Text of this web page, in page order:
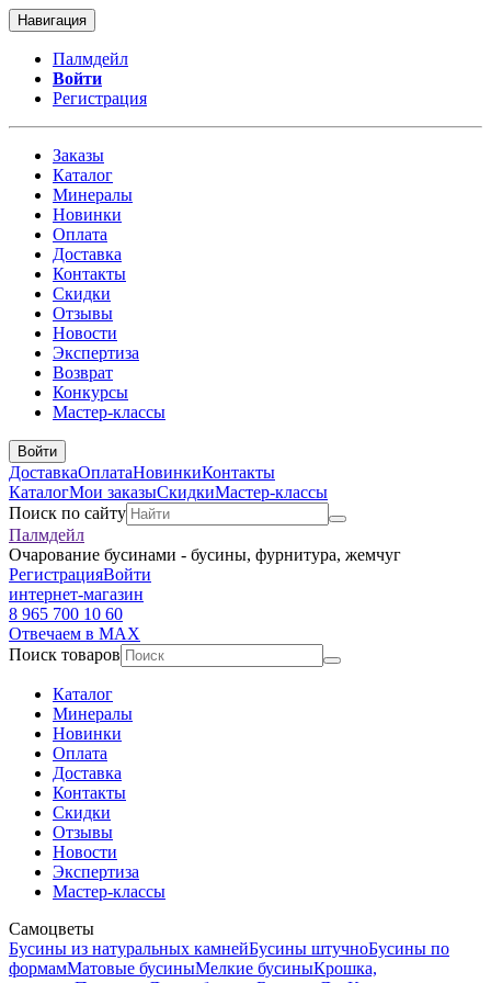
Навигация
Палмдейл
Войти
Регистрация
Заказы
Каталог
Минералы
Новинки
Оплата
Доставка
Контакты
Скидки
Отзывы
Новости
Экспертиза
Возврат
Конкурсы
Мастер-классы
Войти
ДоставкаОплатаНовинкиКонтакты
КаталогМои заказыСкидкиМастер-классы
Поиск по сайту
Палмдейл
Очарование бусинами - бусины, фурнитура, жемчуг
РегистрацияВойти
интернет-магазин
8 965 700 10 60
Отвечаем в MAX
Поиск товаров
Каталог
Минералы
Новинки
Оплата
Доставка
Контакты
Скидки
Отзывы
Новости
Экспертиза
Мастер-классы
Самоцветы
Бусины из натуральных камнейБусины штучноБусины по
формамМатовые бусиныМелкие бусиныКрошка,